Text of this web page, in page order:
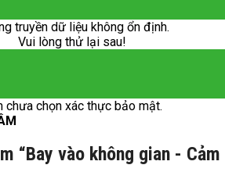
truyền dữ liệu không ổn định.
Vui lòng thử lại sau!
chưa chọn xác thực bảo mật.
“Bay vào không gian -